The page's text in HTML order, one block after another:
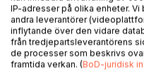
en hjälpande hand.
Första julen utan mamma
En ung flicka överraskas
IP-adresser på olika enheter.
andra leverantörer
inflytande över den vidare
från tredjepartsleverantörens
de processer som beskrivs
framtida verkan. (BoD-juridisk